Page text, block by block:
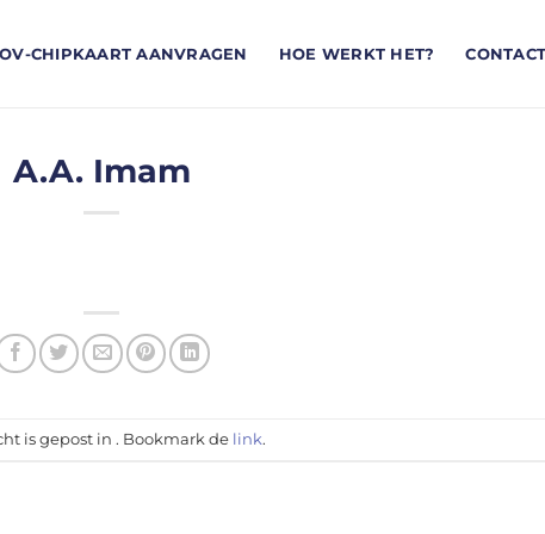
OV-CHIPKAART AANVRAGEN HOE WERKT HET? CONTACT
A.A. Imam
is gepost in . Bookmark de link.